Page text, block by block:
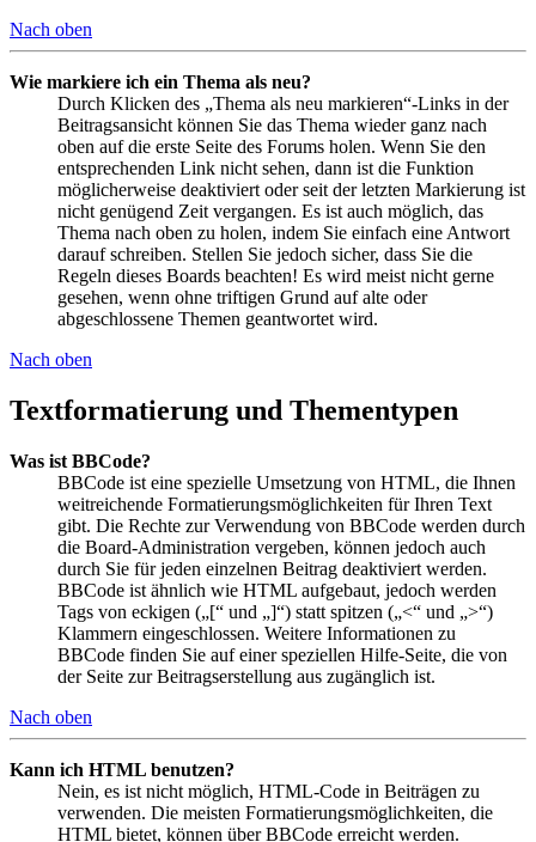
Nach oben
Wie markiere ich ein Thema als neu?
Durch Klicken des „Thema als neu markieren“-Links in der
Beitragsansicht können Sie das Thema wieder ganz nach
oben auf die erste Seite des Forums holen. Wenn Sie den
entsprechenden Link nicht sehen, dann ist die Funktion
möglicherweise deaktiviert oder seit der letzten Markierung ist
nicht genügend Zeit vergangen. Es ist auch möglich, das
Thema nach oben zu holen, indem Sie einfach eine Antwort
darauf schreiben. Stellen Sie jedoch sicher, dass Sie die
Regeln dieses Boards beachten! Es wird meist nicht gerne
gesehen, wenn ohne triftigen Grund auf alte oder
abgeschlossene Themen geantwortet wird.
Nach oben
Textformatierung und Thementypen
Was ist BBCode?
BBCode ist eine spezielle Umsetzung von HTML, die Ihnen
weitreichende Formatierungsmöglichkeiten für Ihren Text
gibt. Die Rechte zur Verwendung von BBCode werden durch
die Board-Administration vergeben, können jedoch auch
durch Sie für jeden einzelnen Beitrag deaktiviert werden.
BBCode ist ähnlich wie HTML aufgebaut, jedoch werden
Tags von eckigen („[“ und „]“) statt spitzen („<“ und „>“)
Klammern eingeschlossen. Weitere Informationen zu
BBCode finden Sie auf einer speziellen Hilfe-Seite, die von
der Seite zur Beitragserstellung aus zugänglich ist.
Nach oben
Kann ich HTML benutzen?
Nein, es ist nicht möglich, HTML-Code in Beiträgen zu
verwenden. Die meisten Formatierungsmöglichkeiten, die
HTML bietet, können über BBCode erreicht werden.